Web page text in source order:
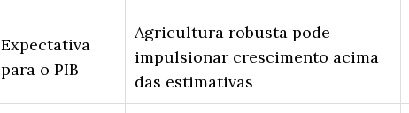
Expectativa
para o PIB
Agricultura robusta pode
impulsionar crescimento acima
das estimativas